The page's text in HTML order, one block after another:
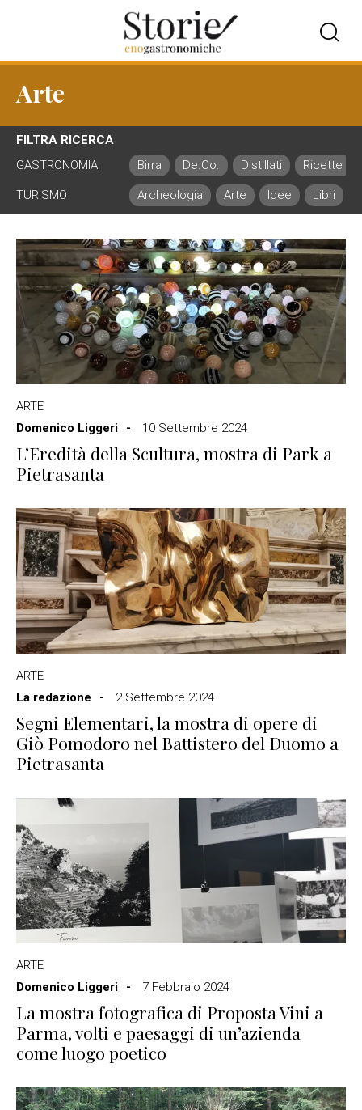
Arte
FILTRA RICERCA
GASTRONOMIA
Birra De.Co. Distillati Ricette
TURISMO Archeologia Arte Idee Libri
ARTE
Domenico Liggeri
10 Settembre 2024
L’Eredità della Scultura, mostra di Park a
Pietrasanta
ARTE
La redazione
2 Settembre 2024
Segni Elementari, la mostra di opere di
Giò Pomodoro nel Battistero del Duomo a
Pietrasanta
ARTE
Domenico Liggeri
7 Febbraio 2024
La mostra fotografica di Proposta Vini a
Parma, volti e paesaggi di un’azienda
come luogo poetico